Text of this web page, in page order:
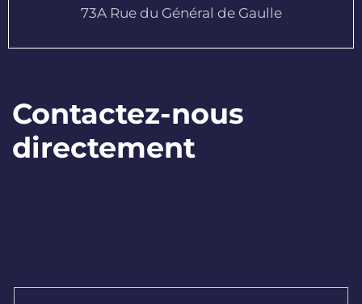
73A Rue du Général de Gaulle
Contactez-nous
directement